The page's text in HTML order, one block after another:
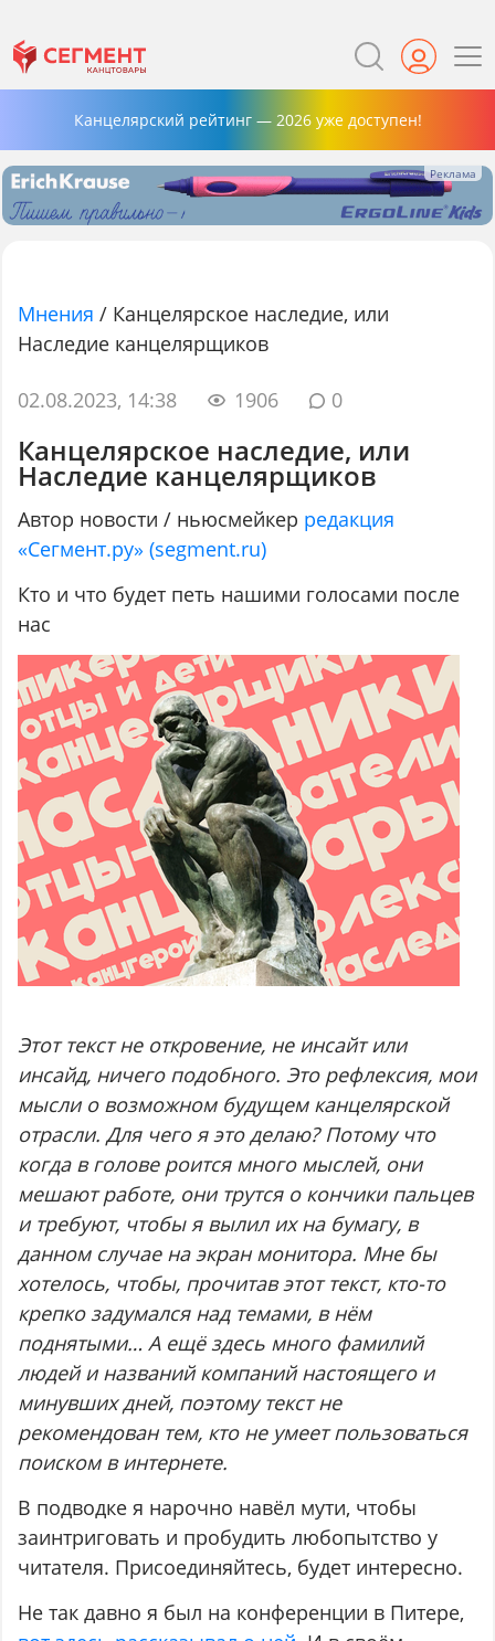
Канцелярский рейтинг — 2026 уже доступен!
Мнения / Канцелярское наследие, или
Наследие канцелярщиков
02.08.2023, 14:38 1906 0
Канцелярское наследие, или
Наследие канцелярщиков
Автор новости / ньюсмейкер редакция
«Сегмент.ру» (segment.ru)
Кто и что будет петь нашими голосами после
нас
Этот текст не откровение, не инсайт или
инсайд, ничего подобного. Это рефлексия, мои
мысли о возможном будущем канцелярской
отрасли. Для чего я это делаю? Потому что
когда в голове роится много мыслей, они
мешают работе, они трутся о кончики пальцев
и требуют, чтобы я вылил их на бумагу, в
данном случае на экран монитора. Мне бы
хотелось, чтобы, прочитав этот текст, кто-то
крепко задумался над темами, в нём
поднятыми… А ещё здесь много фамилий
людей и названий компаний настоящего и
минувших дней, поэтому текст не
рекомендован тем, кто не умеет пользоваться
поиском в интернете.
В подводке я нарочно навёл мути, чтобы
заинтриговать и пробудить любопытство у
читателя. Присоединяйтесь, будет интересно.
Не так давно я был на конференции в Питере,